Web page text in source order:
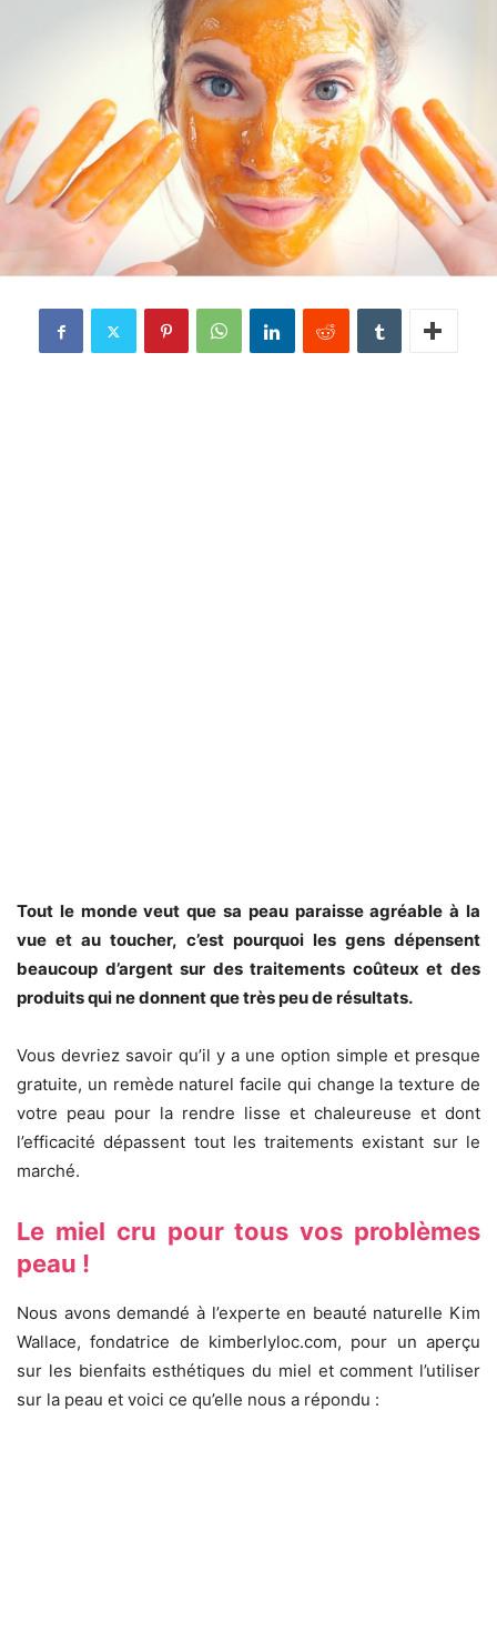
Tout le monde veut que sa peau paraisse agréable à la
vue et au toucher, c’est pourquoi les gens dépensent
beaucoup d’argent sur des traitements coûteux et des
produits qui ne donnent que très peu de résultats.
Vous devriez savoir qu’il y a une option simple et presque
gratuite, un remède naturel facile qui change la texture de
votre peau pour la rendre lisse et chaleureuse et dont
l’efficacité dépassent tout les traitements existant sur le
marché.
Le miel cru pour tous vos problèmes
peau !
Nous avons demandé à l’experte en beauté naturelle Kim
Wallace, fondatrice de kimberlyloc.com, pour un aperçu
sur les bienfaits esthétiques du miel et comment l’utiliser
sur la peau et voici ce qu’elle nous a répondu :